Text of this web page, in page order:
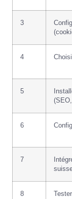
3
4
5
6
7
8